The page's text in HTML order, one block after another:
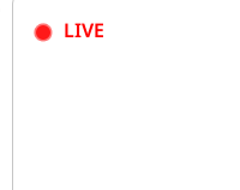
LIVE